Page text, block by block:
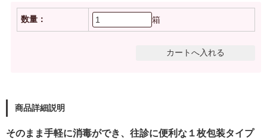
数量： 箱
商品詳細説明
そのまま手軽に消毒ができ、往診に便利な１枚包装タイプ